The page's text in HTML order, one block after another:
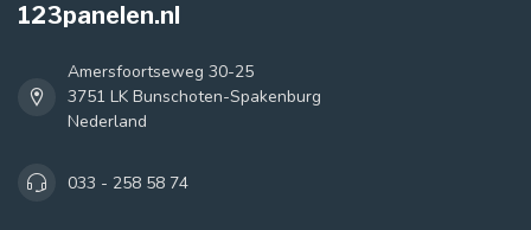
123panelen.nl
Amersfoortseweg 30-25
3751 LK Bunschoten-Spakenburg
Nederland
033 - 258 58 74